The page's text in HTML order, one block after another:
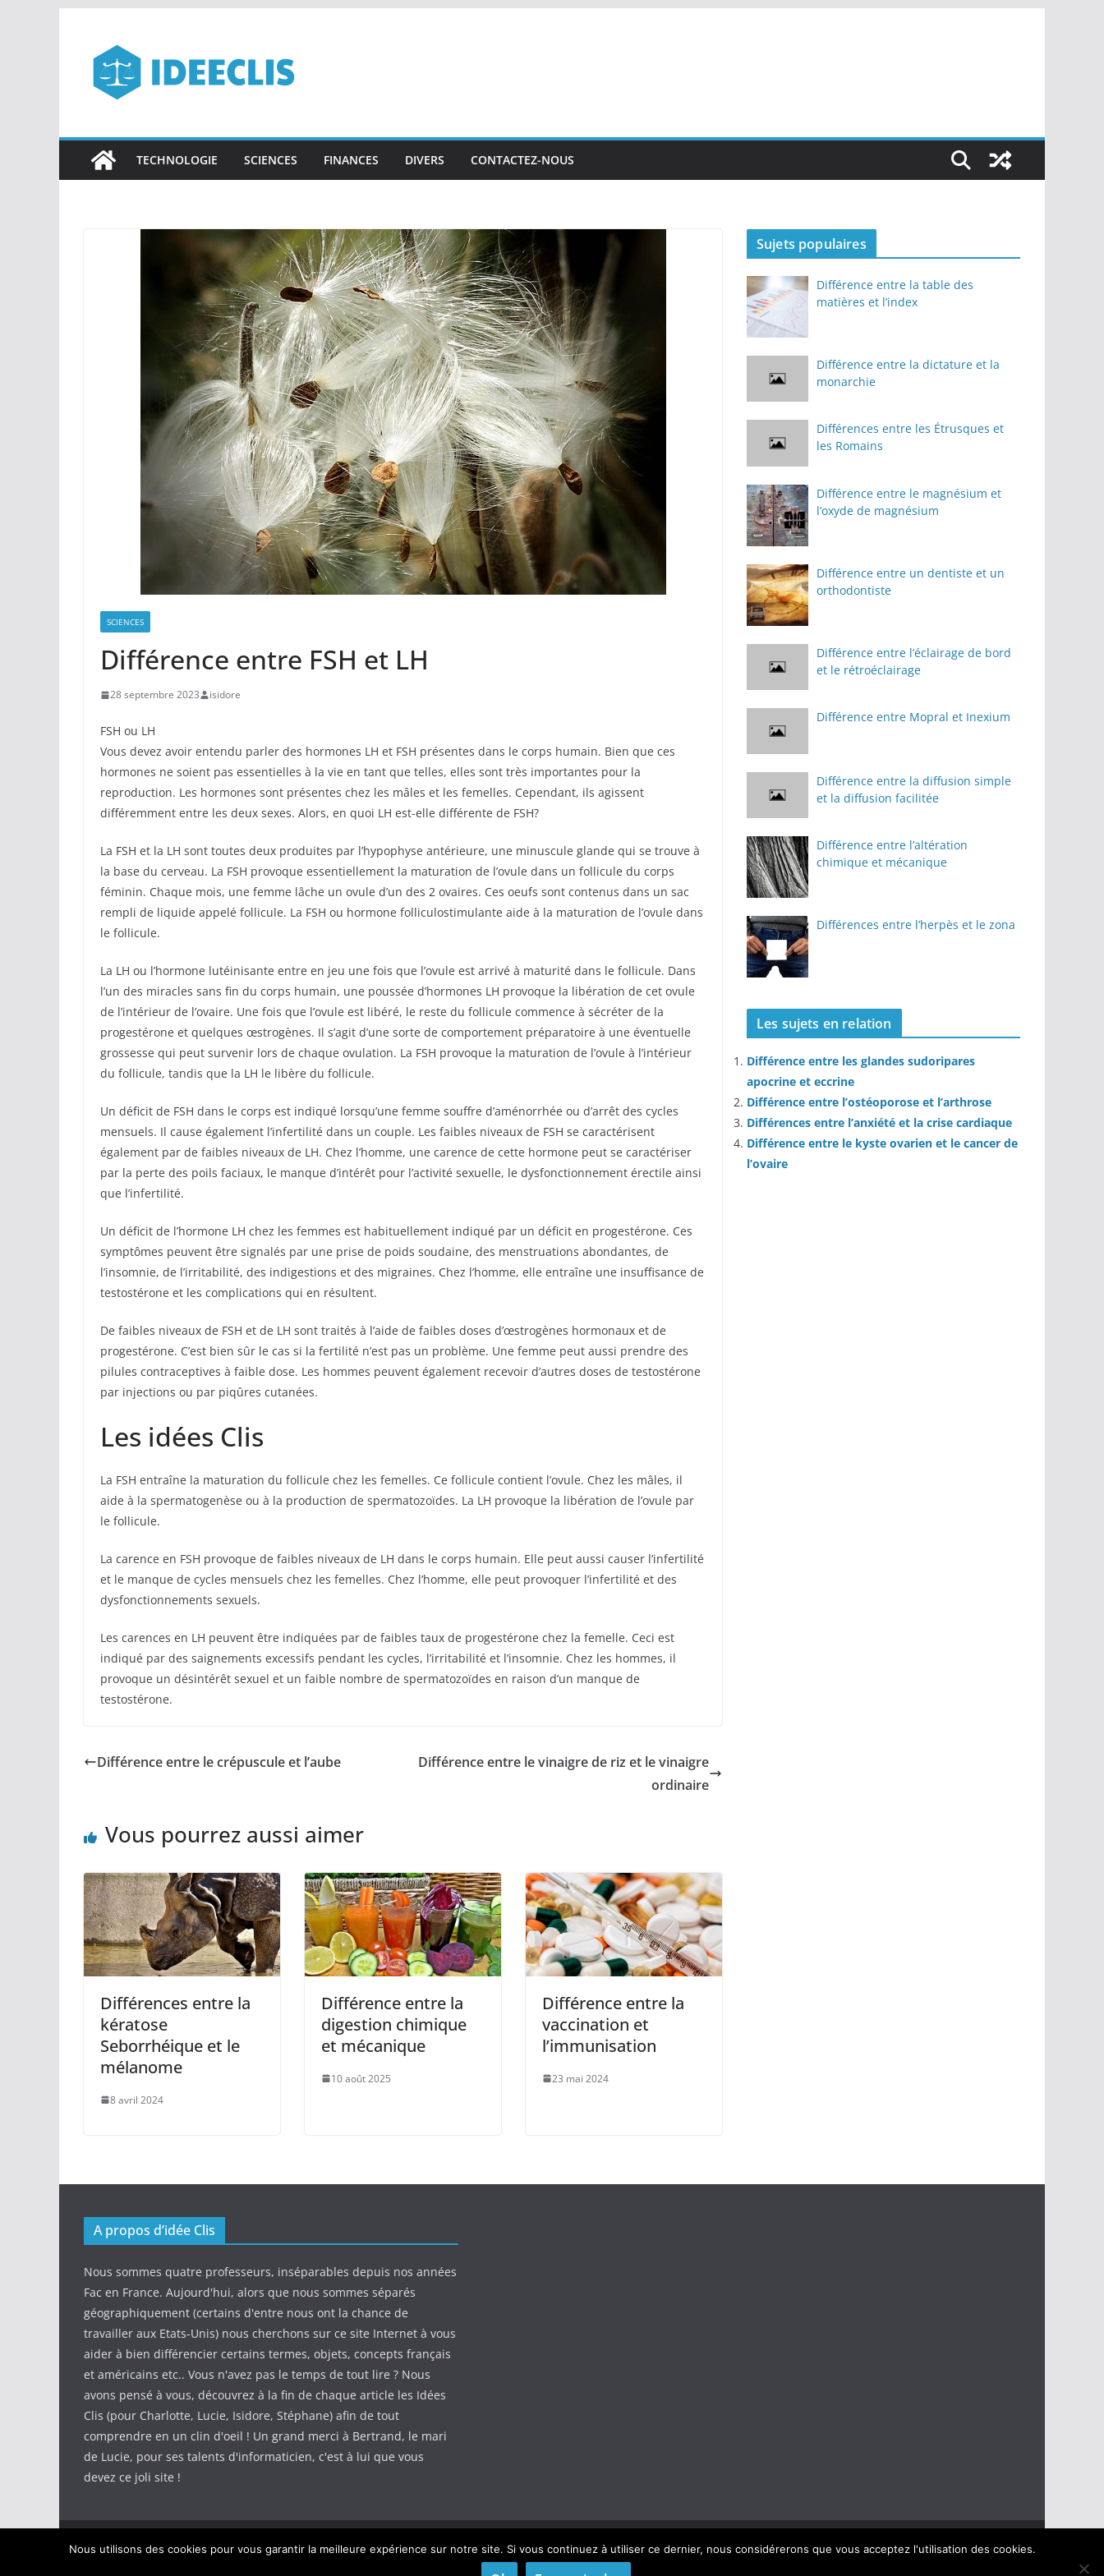
contenu
TECHNOLOGIE SCIENCES FINANCES DIVERS CONTACTEZ-NOUS
SCIENCES
Différence entre FSH et LH
28 septembre 2023 isidore
FSH ou LH
Vous devez avoir entendu parler des hormones LH et FSH présentes dans le corps humain. Bien que ces
hormones ne soient pas essentielles à la vie en tant que telles, elles sont très importantes pour la
reproduction. Les hormones sont présentes chez les mâles et les femelles. Cependant, ils agissent
différemment entre les deux sexes. Alors, en quoi LH est-elle différente de FSH?
La FSH et la LH sont toutes deux produites par l’hypophyse antérieure, une minuscule glande qui se trouve à
la base du cerveau. La FSH provoque essentiellement la maturation de l’ovule dans un follicule du corps
féminin. Chaque mois, une femme lâche un ovule d’un des 2 ovaires. Ces oeufs sont contenus dans un sac
rempli de liquide appelé follicule. La FSH ou hormone folliculostimulante aide à la maturation de l’ovule dans
le follicule.
La LH ou l’hormone lutéinisante entre en jeu une fois que l’ovule est arrivé à maturité dans le follicule. Dans
l’un des miracles sans fin du corps humain, une poussée d’hormones LH provoque la libération de cet ovule
de l’intérieur de l’ovaire. Une fois que l’ovule est libéré, le reste du follicule commence à sécréter de la
progestérone et quelques œstrogènes. Il s’agit d’une sorte de comportement préparatoire à une éventuelle
grossesse qui peut survenir lors de chaque ovulation. La FSH provoque la maturation de l’ovule à l’intérieur
du follicule, tandis que la LH le libère du follicule.
Un déficit de FSH dans le corps est indiqué lorsqu’une femme souffre d’aménorrhée ou d’arrêt des cycles
mensuels. Il cause également l’infertilité dans un couple. Les faibles niveaux de FSH se caractérisent
également par de faibles niveaux de LH. Chez l’homme, une carence de cette hormone peut se caractériser
par la perte des poils faciaux, le manque d’intérêt pour l’activité sexuelle, le dysfonctionnement érectile ainsi
que l’infertilité.
Un déficit de l’hormone LH chez les femmes est habituellement indiqué par un déficit en progestérone. Ces
symptômes peuvent être signalés par une prise de poids soudaine, des menstruations abondantes, de
l’insomnie, de l’irritabilité, des indigestions et des migraines. Chez l’homme, elle entraîne une insuffisance de
testostérone et les complications qui en résultent.
De faibles niveaux de FSH et de LH sont traités à l’aide de faibles doses d’œstrogènes hormonaux et de
progestérone. C’est bien sûr le cas si la fertilité n’est pas un problème. Une femme peut aussi prendre des
pilules contraceptives à faible dose. Les hommes peuvent également recevoir d’autres doses de testostérone
par injections ou par piqûres cutanées.
Les idées Clis
La FSH entraîne la maturation du follicule chez les femelles. Ce follicule contient l’ovule. Chez les mâles, il
aide à la spermatogenèse ou à la production de spermatozoïdes. La LH provoque la libération de l’ovule par
le follicule.
La carence en FSH provoque de faibles niveaux de LH dans le corps humain. Elle peut aussi causer l’infertilité
et le manque de cycles mensuels chez les femelles. Chez l’homme, elle peut provoquer l’infertilité et des
dysfonctionnements sexuels.
Les carences en LH peuvent être indiquées par de faibles taux de progestérone chez la femelle. Ceci est
indiqué par des saignements excessifs pendant les cycles, l’irritabilité et l’insomnie. Chez les hommes, il
provoque un désintérêt sexuel et un faible nombre de spermatozoïdes en raison d’un manque de
testostérone.
Différence entre le crépuscule et l’aube
Différence entre le vinaigre de riz et le vinaigre
ordinaire
Vous pourrez aussi aimer
Différences entre la
kératose
Seborrhéique et le
mélanome
8 avril 2024
Différence entre la
digestion chimique
et mécanique
10 août 2025
Différence entre la
vaccination et
l’immunisation
23 mai 2024
Sujets populaires
Différence entre la table des
matières et l’index
Différence entre la dictature et la
monarchie
Différences entre les Étrusques et
les Romains
Différence entre le magnésium et
l’oxyde de magnésium
Différence entre un dentiste et un
orthodontiste
Différence entre l’éclairage de bord
et le rétroéclairage
Différence entre Mopral et Inexium
Différence entre la diffusion simple
et la diffusion facilitée
Différence entre l’altération
chimique et mécanique
Différences entre l’herpès et le zona
Les sujets en relation
Différence entre les glandes sudoripares
apocrine et eccrine
Différence entre l’ostéoporose et l’arthrose
Différences entre l’anxiété et la crise cardiaque
Différence entre le kyste ovarien et le cancer de
l’ovaire
A propos d’idée Clis
Nous sommes quatre professeurs, inséparables depuis nos années
Fac en France. Aujourd'hui, alors que nous sommes séparés
géographiquement (certains d'entre nous ont la chance de
travailler aux Etats-Unis) nous cherchons sur ce site Internet à vous
aider à bien différencier certains termes, objets, concepts français
et américains etc.. Vous n'avez pas le temps de tout lire ? Nous
avons pensé à vous, découvrez à la fin de chaque article les Idées
Clis (pour Charlotte, Lucie, Isidore, Stéphane) afin de tout
comprendre en un clin d'oeil ! Un grand merci à Bertrand, le mari
de Lucie, pour ses talents d'informaticien, c'est à lui que vous
devez ce joli site !
Copyright © 2026IdeeClis. Tous droits réservés.
Nous utilisons des cookies pour vous garantir la meilleure expérience sur notre site. Si vous continuez à utiliser ce dernier, nous considérerons que vous acceptez l'utilisation des cookies.